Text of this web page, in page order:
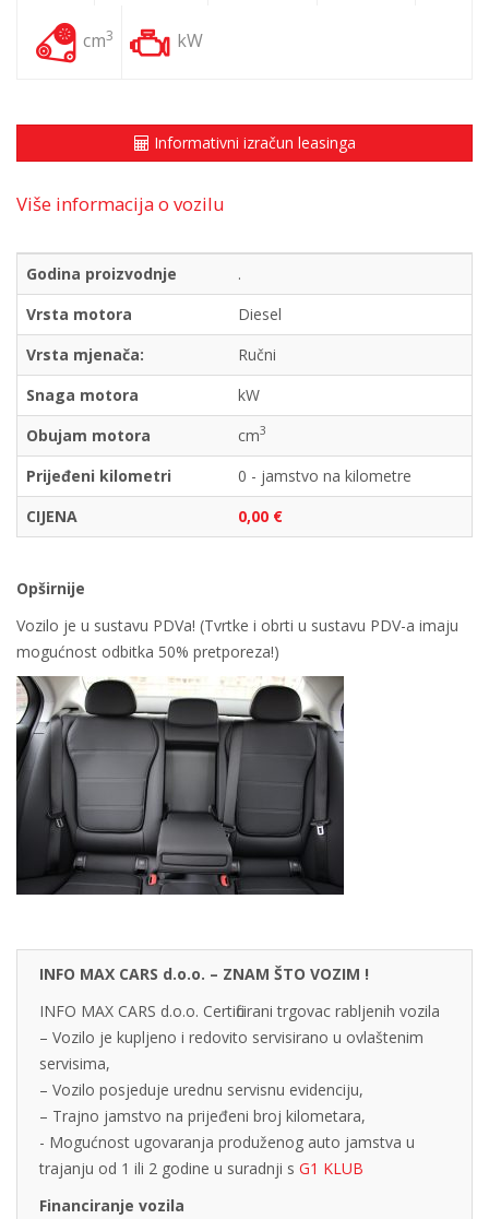
cm3 kW
Informativni izračun leasinga
Više informacija o vozilu
Godina proizvodnje
.
Vrsta motora
Diesel
Vrsta mjenača:
Ručni
Snaga motora
kW
Obujam motora
cm3
Prijeđeni kilometri
0 - jamstvo na kilometre
CIJENA
0,00 €
Opširnije
Vozilo je u sustavu PDVa! (Tvrtke i obrti u sustavu PDV-a imaju
mogućnost odbitka 50% pretporeza!)
INFO MAX CARS d.o.o. – ZNAM ŠTO VOZIM !
INFO MAX CARS d.o.o. Certificirani trgovac rabljenih vozila
– Vozilo je kupljeno i redovito servisirano u ovlaštenim
servisima,
– Vozilo posjeduje urednu servisnu evidenciju,
– Trajno jamstvo na prijeđeni broj kilometara,
- Mogućnost ugovaranja produženog auto jamstva u
trajanju od 1 ili 2 godine u suradnji s G1 KLUB
Financiranje vozila